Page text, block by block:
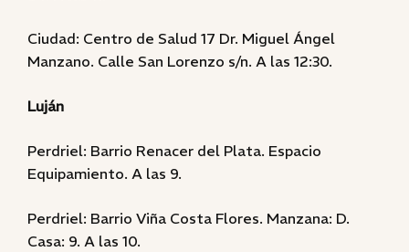
Ciudad: Centro de Salud 17 Dr. Miguel Ángel
Manzano. Calle San Lorenzo s/n. A las 12:30.
Luján
Perdriel: Barrio Renacer del Plata. Espacio
Equipamiento. A las 9.
Perdriel: Barrio Viña Costa Flores. Manzana: D.
Casa: 9. A las 10.